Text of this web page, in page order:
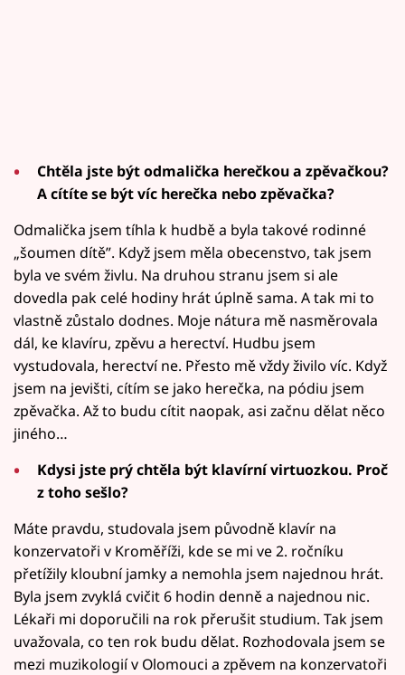
Chtěla jste být odmalička herečkou a zpěvačkou?
A cítíte se být víc herečka nebo zpěvačka?
Odmalička jsem tíhla k hudbě a byla takové rodinné
„šoumen dítě”. Když jsem měla obecenstvo, tak jsem
byla ve svém živlu. Na druhou stranu jsem si ale
dovedla pak celé hodiny hrát úplně sama. A tak mi to
vlastně zůstalo dodnes. Moje nátura mě nasměrovala
dál, ke klavíru, zpěvu a herectví. Hudbu jsem
vystudovala, herectví ne. Přesto mě vždy živilo víc. Když
jsem na jevišti, cítím se jako herečka, na pódiu jsem
zpěvačka. Až to budu cítit naopak, asi začnu dělat něco
jiného…
Kdysi jste prý chtěla být klavírní virtuozkou. Proč
z toho sešlo?
Máte pravdu, studovala jsem původně klavír na
konzervatoři v Kroměříži, kde se mi ve 2. ročníku
přetížily kloubní jamky a nemohla jsem najednou hrát.
Byla jsem zvyklá cvičit 6 hodin denně a najednou nic.
Lékaři mi doporučili na rok přerušit studium. Tak jsem
uvažovala, co ten rok budu dělat. Rozhodovala jsem se
mezi muzikologií v Olomouci a zpěvem na konzervatoři